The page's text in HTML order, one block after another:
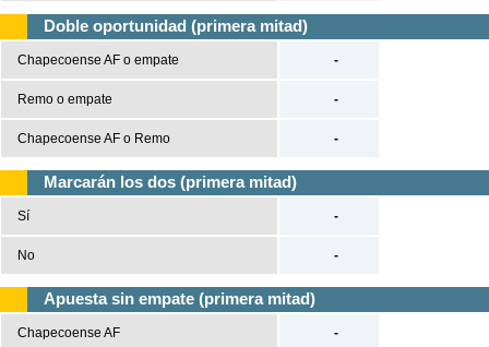
Doble oportunidad (primera mitad)
Chapecoense AF o empate
Remo o empate
Chapecoense AF o Remo
-
-
-
Marcarán los dos (primera mitad)
Sí
No
-
-
Apuesta sin empate (primera mitad)
Chapecoense AF -